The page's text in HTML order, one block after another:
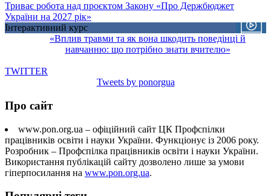
Триває робота над проєктом Закону «Про Держбюджет
України на 2027 рік»
Інтерактивний курс
«Вплив травми та як вона шкодить поведінці й
навчанню: що потрібно знати вчителю»
TWITTER
Tweets by ponorgua
Про сайт
www.pon.org.ua – офіційний сайт ЦК Профспілки
працівників освіти і науки України. Функціонує із 2006 року.
Розробник – Профспілка працівників освіти і науки України.
Використання публікацій сайту дозволено лише за умови
гіперпосилання на www.pon.org.ua.